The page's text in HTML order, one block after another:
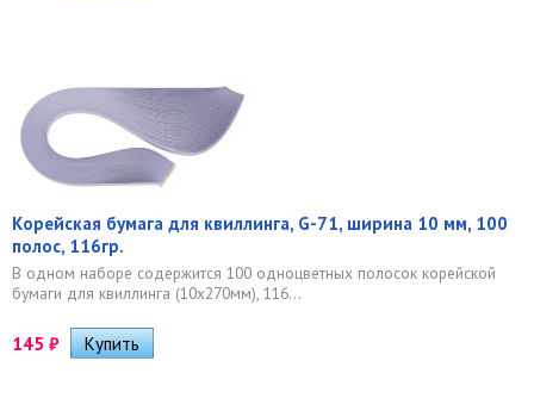
Корейская бумага для квиллинга, G-71, ширина 10 мм, 100
полос, 116гр.
В одном наборе содержится 100 одноцветных полосок корейской
бумаги для квиллинга (10х270мм), 116...
145 ₽